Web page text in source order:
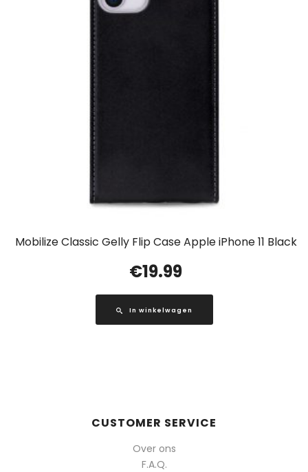
Mobilize Classic Gelly Flip Case Apple iPhone 11 Black
€19.99
In winkelwagen
CUSTOMER SERVICE
Over ons
F.A.Q.